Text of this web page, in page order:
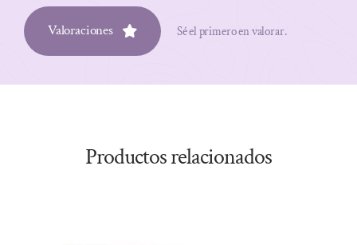
Valoraciones Sé el primero en valorar.
Productos relacionados